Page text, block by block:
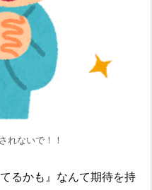
れないで！！
るかも』なんて期待を持